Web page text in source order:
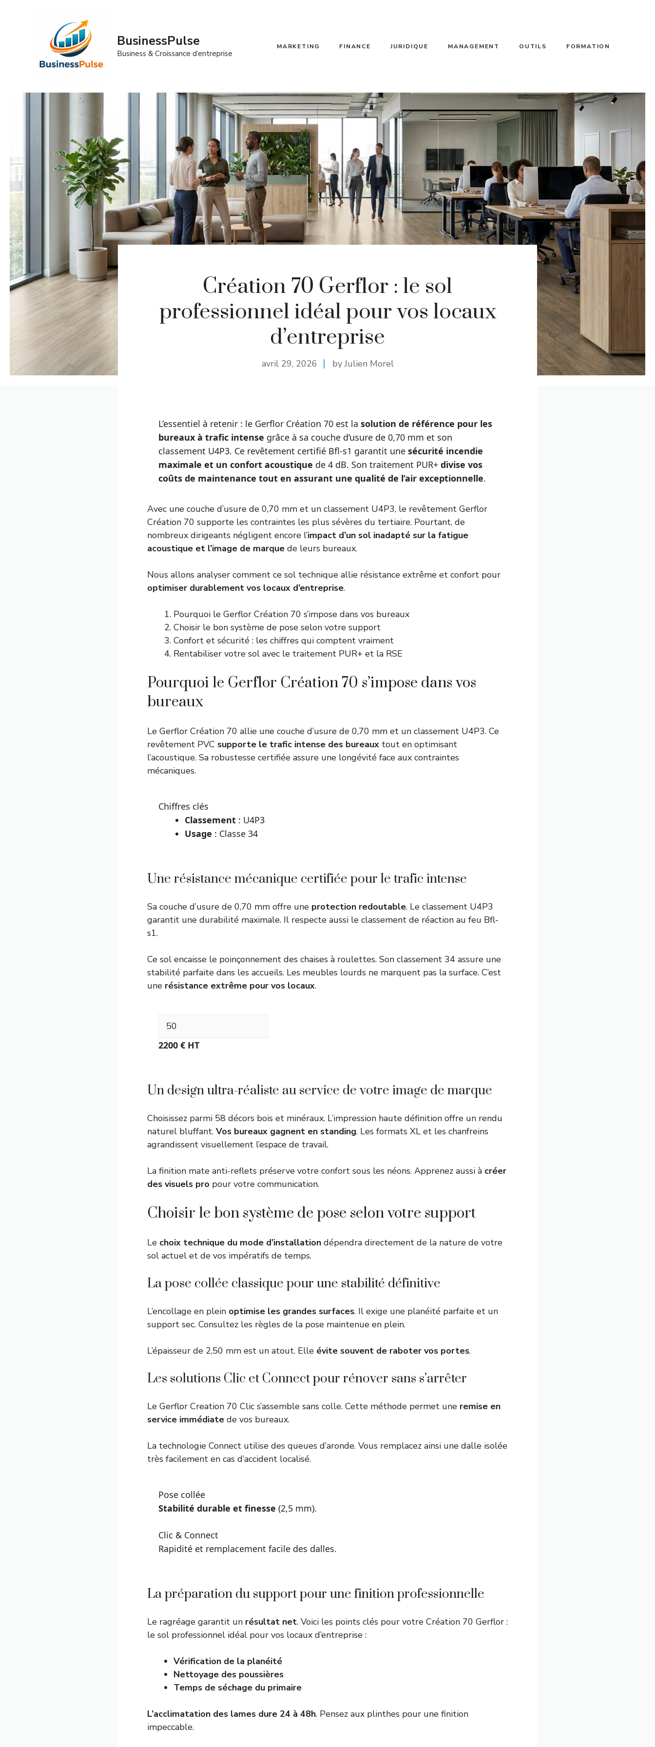
BusinessPulse
Business & Croissance d’entreprise
MARKETING FINANCE JURIDIQUE MANAGEMENT OUTILS FORMATION
Création 70 Gerflor : le sol
professionnel idéal pour vos locaux
d’entreprise
avril 29, 2026 by Julien Morel
L’essentiel à retenir : le Gerflor Création 70 est la solution de référence pour les
bureaux à trafic intense grâce à sa couche d’usure de 0,70 mm et son
classement U4P3. Ce revêtement certifié Bfl-s1 garantit une sécurité incendie
maximale et un confort acoustique de 4 dB. Son traitement PUR+ divise vos
coûts de maintenance tout en assurant une qualité de l’air exceptionnelle.
Avec une couche d’usure de 0,70 mm et un classement U4P3, le revêtement Gerflor
Création 70 supporte les contraintes les plus sévères du tertiaire. Pourtant, de
nombreux dirigeants négligent encore l’impact d’un sol inadapté sur la fatigue
acoustique et l’image de marque de leurs bureaux.
Nous allons analyser comment ce sol technique allie résistance extrême et confort pour
optimiser durablement vos locaux d’entreprise.
Pourquoi le Gerflor Création 70 s’impose dans vos bureaux
Choisir le bon système de pose selon votre support
Confort et sécurité : les chiffres qui comptent vraiment
Rentabiliser votre sol avec le traitement PUR+ et la RSE
Pourquoi le Gerflor Création 70 s’impose dans vos
bureaux
Le Gerflor Création 70 allie une couche d’usure de 0,70 mm et un classement U4P3. Ce
revêtement PVC supporte le trafic intense des bureaux tout en optimisant
l’acoustique. Sa robustesse certifiée assure une longévité face aux contraintes
mécaniques.
Chiffres clés
Classement: U4P3
Usage : Classe 34
Une résistance mécanique certifiée pour le trafic intense
Sa couche d’usure de 0,70 mm offre une protection redoutable. Le classement U4P3
garantit une durabilité maximale. Il respecte aussi le classement de réaction au feu Bfl-
s1.
Ce sol encaisse le poinçonnement des chaises à roulettes. Son classement 34 assure une
stabilité parfaite dans les accueils. Les meubles lourds ne marquent pas la surface. C’est
une résistance extrême pour vos locaux.
2200€ HT
Un design ultra-réaliste au service de votre image de marque
Choisissez parmi 58 décors bois et minéraux. L’impression haute définition offre un rendu
naturel bluffant. Vos bureaux gagnent en standing. Les formats XL et les chanfreins
agrandissent visuellement l’espace de travail.
La finition mate anti-reflets préserve votre confort sous les néons. Apprenez aussi à créer
des visuels pro pour votre communication.
Choisir le bon système de pose selon votre support
Le choix technique du mode d’installation dépendra directement de la nature de votre
sol actuel et de vos impératifs de temps.
La pose collée classique pour une stabilité définitive
L’encollage en plein optimise les grandes surfaces. Il exige une planéité parfaite et un
support sec. Consultez les règles de la pose maintenue en plein.
L’épaisseur de 2,50 mm est un atout. Elle évite souvent de raboter vos portes.
Les solutions Clic et Connect pour rénover sans s’arrêter
Le Gerflor Creation 70 Clic s’assemble sans colle. Cette méthode permet une remise en
service immédiate de vos bureaux.
La technologie Connect utilise des queues d’aronde. Vous remplacez ainsi une dalle isolée
très facilement en cas d’accident localisé.
Pose collée
Stabilité durable et finesse (2,5 mm).
Clic & Connect
Rapidité et remplacement facile des dalles.
La préparation du support pour une finition professionnelle
Le ragréage garantit un résultat net. Voici les points clés pour votre Création 70 Gerflor :
le sol professionnel idéal pour vos locaux d’entreprise :
Vérification de la planéité
Nettoyage des poussières
Temps de séchage du primaire
L’acclimatation des lames dure 24 à 48h. Pensez aux plinthes pour une finition
impeccable.